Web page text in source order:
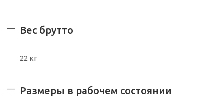
Вес брутто
22 кг
Размеры в рабочем состоянии